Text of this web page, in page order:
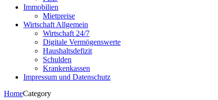
Immobilien
Mietpreise
Wirtschaft Allgemein
Wirtschaft 24/7
Digitale Vermögenswerte
Haushaltsdefizit
Schulden
Krankenkassen
Impressum und Datenschutz
HomeCategory